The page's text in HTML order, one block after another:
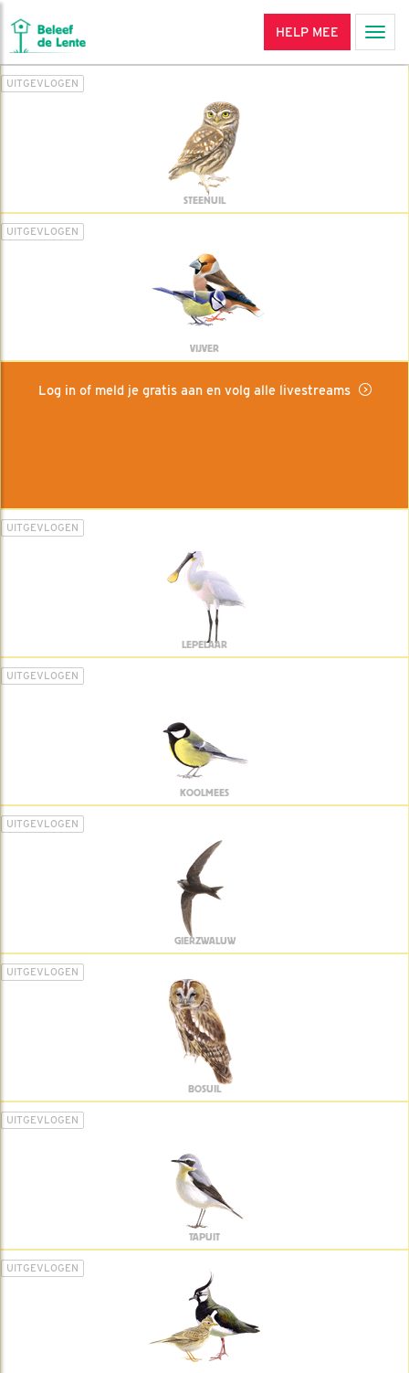
HELP MEE
UITGEVLOGEN
STEENUIL
UITGEVLOGEN
VIJVER
Log in of meld je gratis aan en volg alle livestreams
UITGEVLOGEN
LEPELAAR
UITGEVLOGEN
KOOLMEES
UITGEVLOGEN
GIERZWALUW
UITGEVLOGEN
BOSUIL
UITGEVLOGEN
TAPUIT
UITGEVLOGEN